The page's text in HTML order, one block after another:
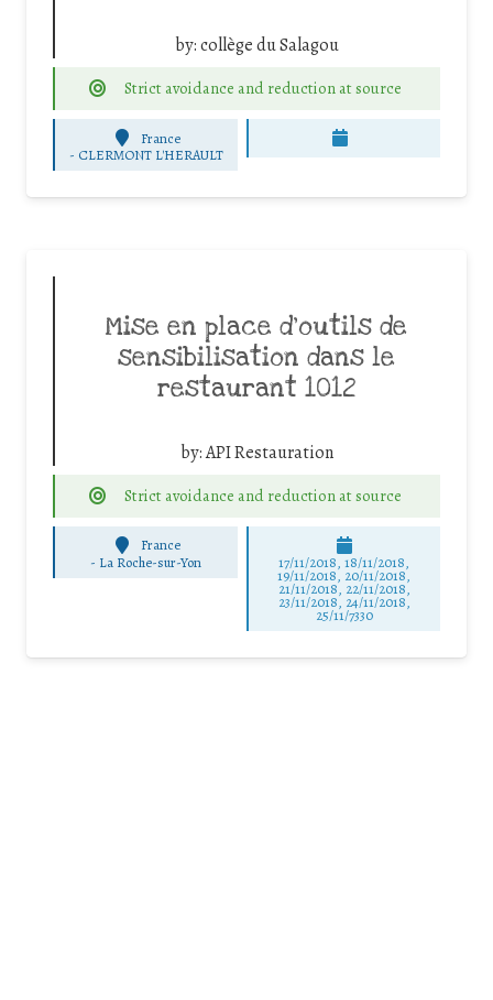
by:collège du Salagou
Strict avoidance and reduction at source
France
- CLERMONT L'HERAULT
Mise en place d’outils de
sensibilisation dans le
restaurant 1012
by:API Restauration
Strict avoidance and reduction at source
France
- La Roche-sur-Yon 17/11/2018, 18/11/2018,
19/11/2018, 20/11/2018,
21/11/2018, 22/11/2018,
23/11/2018, 24/11/2018,
25/11/7330